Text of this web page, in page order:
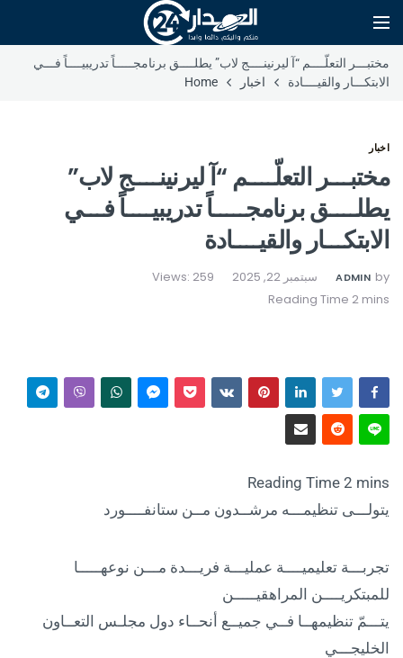
مختبـــر التعلّــــم “آ ليرنينــــج لاب” يطلــــق برنامجـــــاً تدريبيــــاً فـــي
الابتكـــار والقيــــادة
اخبار Home
اخبار
مختبـــر التعلّــــم “آ ليرنينــــج لاب”
يطلــــق برنامجـــــاً تدريبيــــاً فـــي
الابتكـــار والقيــــادة
by
ADMIN سبتمبر 22, 2025 Views: 259
يتولـــى تنظيمـــه مرشــدون مــن ستانفــــورد
تجربـــة تعليميــــة عمليـــة فريـــدة مـــن نوعهـــــا
للمبتكريــــن المراهقيـــــن
يتـــمّ تنظيمهــا فــي جميــع أنحــاء دول مجلـس التعــاون
الخليجـــي